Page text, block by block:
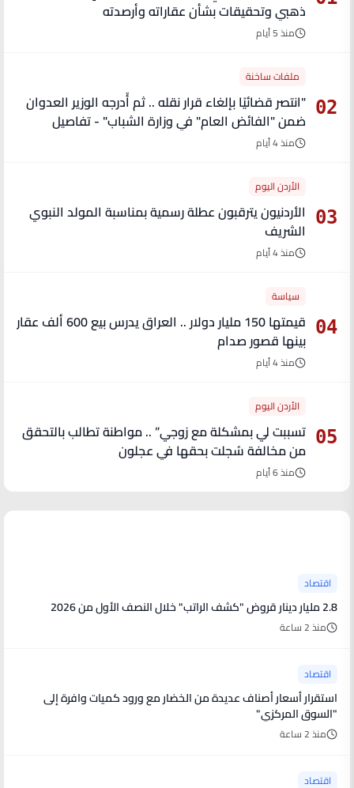
ذهبي وتحقيقات بشأن عقاراته وأرصدته
منذ 5 أيام
02
ملفات ساخنة
"انتصر قضائيًا بإلغاء قرار نقله .. ثم أُدرجه الوزير العدوان
ضمن "الفائض العام" في وزارة الشباب" - تفاصيل
منذ 4 أيام
03
الأردن اليوم
الأردنيون يترقبون عطلة رسمية بمناسبة المولد النبوي
الشريف
منذ 4 أيام
04
سياسة
قيمتها 150 مليار دولار .. العراق يدرس بيع 600 ألف عقار
بينها قصور صدام
منذ 4 أيام
05
الأردن اليوم
تسببت لي بمشكلة مع زوجي” .. مواطنة تطالب بالتحقق
من مخالفة سُجلت بحقها في عجلون
منذ 6 أيام
اقتصاد
2.8 مليار دينار قروض "كشف الراتب" خلال النصف الأول من 2026
منذ 2 ساعة
اقتصاد
استقرار أسعار أصناف عديدة من الخضار مع ورود كميات وافرة إلى
"السوق المركزي"
منذ 2 ساعة
اقتصاد